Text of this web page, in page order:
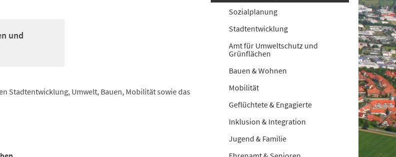
und
Stadtentwicklung, Umwelt, Bauen, Mobilität sowie das
Sozialplanung
Stadtentwicklung
Amt für Umweltschutz und
Grünflächen
Bauen & Wohnen
Mobilität
Geflüchtete & Engagierte
Inklusion & Integration
Jugend & Familie